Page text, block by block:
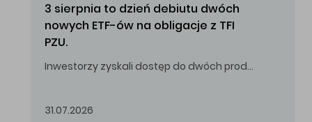
3 sierpnia to dzień debiutu dwóch
nowych ETF-ów na obligacje z TFI
PZU.
Inwestorzy zyskali dostęp do dwóch produktów umożliwiających inwestowanie w obligacje skarbowe.
31.07.2026